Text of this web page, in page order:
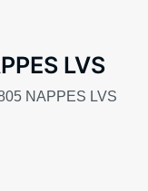
LVS
NAPPES LVS